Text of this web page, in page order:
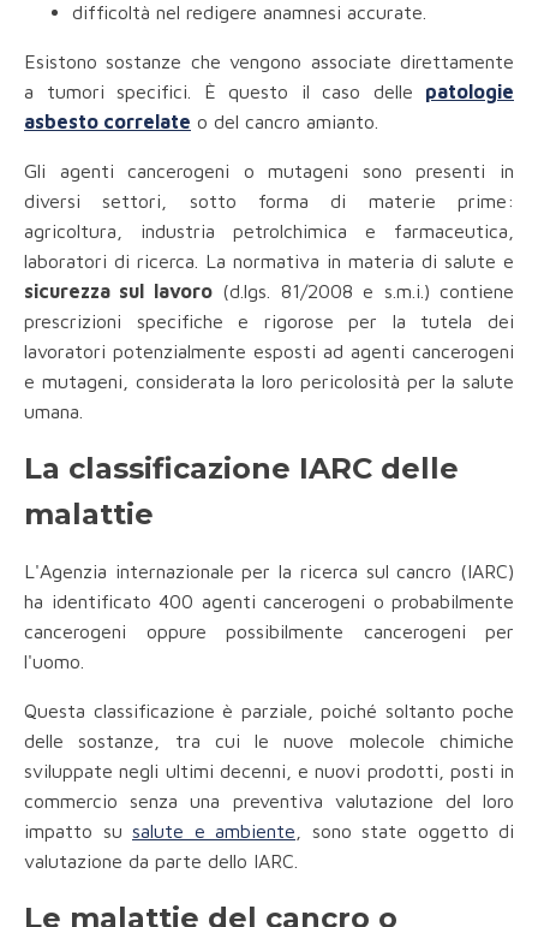
difficoltà nel redigere anamnesi accurate.
Esistono sostanze che vengono associate direttamente
a tumori specifici. È questo il caso delle patologie
asbesto correlate o del cancro amianto.
Gli agenti cancerogeni o mutageni sono presenti in
diversi settori, sotto forma di materie prime:
agricoltura, industria petrolchimica e farmaceutica,
laboratori di ricerca. La normativa in materia di salute e
sicurezza sul lavoro(d.lgs. 81/2008 e s.m.i.) contiene
prescrizioni specifiche e rigorose per la tutela dei
lavoratori potenzialmente esposti ad agenti cancerogeni
e mutageni, considerata la loro pericolosità per la salute
umana.
La classificazione IARC delle
malattie
L'Agenzia internazionale per la ricerca sul cancro (IARC)
ha identificato 400 agenti cancerogeni o probabilmente
cancerogeni oppure possibilmente cancerogeni per
l'uomo.
Questa classificazione è parziale, poiché soltanto poche
delle sostanze, tra cui le nuove molecole chimiche
sviluppate negli ultimi decenni, e nuovi prodotti, posti in
commercio senza una preventiva valutazione del loro
impatto su salute e ambiente , sono state oggetto di
valutazione da parte dello IARC.
Le malattie del cancro o